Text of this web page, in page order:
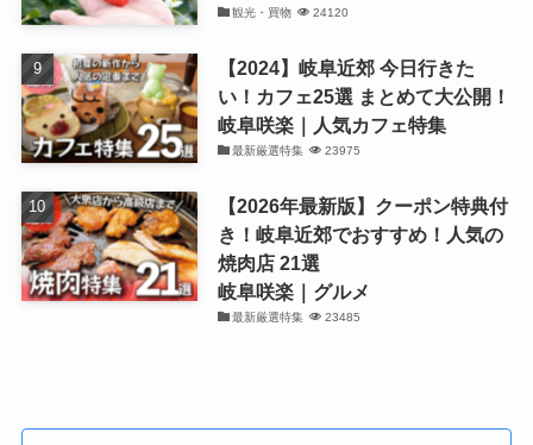
観光・買物 24120
【2024】岐阜近郊 今日行きた
い！カフェ25選 まとめて大公開！
岐阜咲楽｜人気カフェ特集
最新厳選特集 23975
【2026年最新版】クーポン特典付
き！岐阜近郊でおすすめ！人気の
焼肉店 21選
岐阜咲楽｜グルメ
最新厳選特集 23485